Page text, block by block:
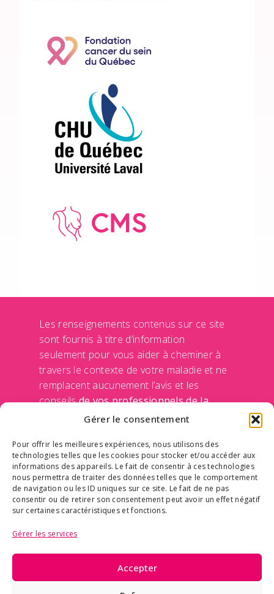
Gérer le consentement
Pour offrir les meilleures expériences, nous utilisons des
technologies telles que les cookies pour stocker et/ou accéder aux
informations des appareils. Le fait de consentir à ces technologies
nous permettra de traiter des données telles que le comportement
de navigation ou les ID uniques sur ce site. Le fait de ne pas
consentir ou de retirer son consentement peut avoir un effet négatif
sur certaines caractéristiques et fonctions.
Gérer les services
Accepter
Les renseignements contenus sur ce site
sont fournis à titre d’information
seulement pour vous aider à cheminer à
travers le contexte de votre maladie et ne
remplacent aucunement l’avis et les
conseilsde vos professionnels de la
de votre médecin et de votre équipe
n’engage sa responsabilité d’aucune façon
en rendant disponible ces informations sur
ce site Internet. Communiquer avec un
professionnel de la santé avant de prendre
une décision qui concerne votre
de confidentialité des données